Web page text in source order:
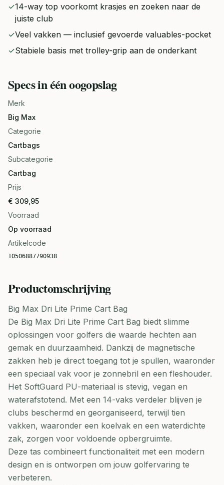
✓14-way top voorkomt krasjes en zoeken naar de
juiste club
✓Veel vakken — inclusief gevoerde valuables-pocket
✓Stabiele basis met trolley-grip aan de onderkant
Specs in één oogopslag
Merk
Big Max
Categorie
Cartbags
Subcategorie
Cartbag
Prijs
€ 309,95
Voorraad
Op voorraad
Artikelcode
10506887790938
Productomschrijving
Big Max Dri Lite Prime Cart Bag
De Big Max Dri Lite Prime Cart Bag biedt slimme
oplossingen voor golfers die waarde hechten aan
gemak en duurzaamheid. Dankzij de magnetische
zakken heb je direct toegang tot je spullen, waaronder
een speciaal vak voor je zonnebril en een fleshouder.
Het SoftGuard PU-materiaal is stevig, vegan en
waterafstotend. Met een 14-vaks verdeler blijven je
clubs beschermd en georganiseerd, terwijl tien
vakken, waaronder een koelvak en een waterdichte
zak, zorgen voor voldoende opbergruimte.
Deze tas combineert functionaliteit met een modern
design en is ontworpen om jouw golfervaring te
verbeteren.